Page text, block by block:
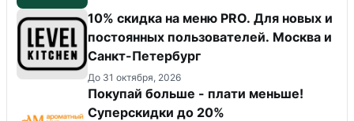
10% скидка на меню PRO. Для новых и
постоянных пользователей. Москва и
Санкт-Петербург
До 31 октября, 2026
Покупай больше - плати меньше!
Суперскидки до 20%